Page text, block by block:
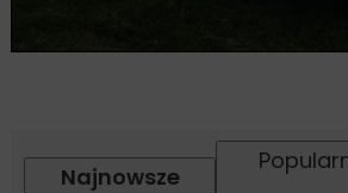
Najnowsze